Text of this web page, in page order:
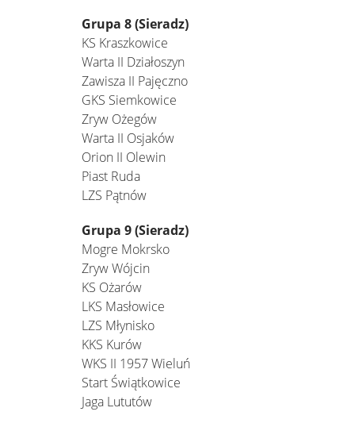
Grupa 8 (Sieradz)
KS Kraszkowice
Warta II Działoszyn
Zawisza II Pajęczno
GKS Siemkowice
Zryw Ożegów
Warta II Osjaków
Orion II Olewin
Piast Ruda
LZS Pątnów
Grupa 9 (Sieradz)
Mogre Mokrsko
Zryw Wójcin
KS Ożarów
LKS Masłowice
LZS Młynisko
KKS Kurów
WKS II 1957 Wieluń
Start Świątkowice
Jaga Lututów